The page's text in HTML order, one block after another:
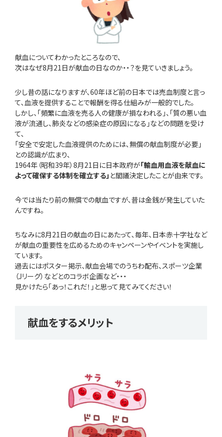
献血についてわかったところなので、
次はなぜ8月21日が献血の日なのか・・？を見ていきましょう。
少し昔の話になりますが、60年ほど前の日本では売血制度と言っ
て、血液を提供することで報酬を得る仕組みが一般的でした。
しかし、「頻繁に血液を売る人の健康が損なわれる」、「質の悪い血
液が流通し、肺炎などの感染症の原因になる」などの問題を受け
て、
「安全で安定した血液提供のためには、無償の献血制度が必要」
との認識が広まり、
1964年（昭和39年）8月21日に日本政府が「輸血用血液を献血に
よって確保する体制を確立する」 と閣議決定したことが由来です。
今では当たり前の無償での献血ですが、昔は金銭が発生していた
んですね。
ちなみに8月21日の献血の日にあたって、毎年、日本赤十字社など
が献血の重要性を広めるためのキャンペーンやイベントを実施し
ています。
過去にはポスター掲示、献血会場でのうちわ配布、スポーツ企業
（Jリーグ）などとのコラボ企画など・・・
見かけたら「あっ！これだ！」と思って見てみてください！
献血をするメリット